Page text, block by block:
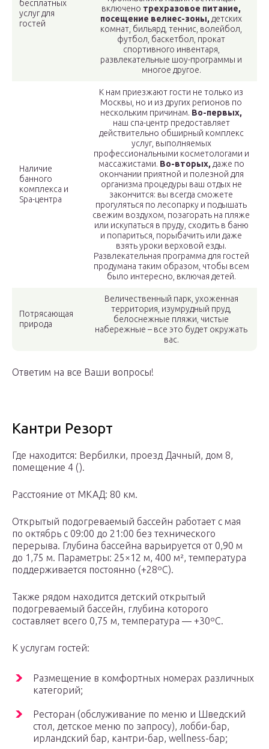
бесплатных
услуг для
гостей
включено трехразовое питание,
посещение велнес-зоны, детских
комнат, бильярд, теннис, волейбол,
футбол, баскетбол, прокат
спортивного инвентаря,
развлекательные шоу-программы и
многое другое.
Наличие
банного
комплекса и
Spa-центра
К нам приезжают гости не только из
Москвы, но и из других регионов по
нескольким причинам. Во-первых,
наш спа-центр предоставляет
действительно обширный комплекс
услуг, выполняемых
профессиональными косметологами и
массажистами. Во-вторых, даже по
окончании приятной и полезной для
организма процедуры ваш отдых не
закончится: вы всегда сможете
прогуляться по лесопарку и подышать
свежим воздухом, позагорать на пляже
или искупаться в пруду, сходить в баню
и попариться, порыбачить или даже
взять уроки верховой езды.
Развлекательная программа для гостей
продумана таким образом, чтобы всем
было интересно, включая детей.
Потрясающая
природа
Величественный парк, ухоженная
территория, изумрудный пруд,
белоснежные пляжи, чистые
набережные – все это будет окружать
вас.
Ответим на все Ваши вопросы!
Кантри Резорт
Где находится: Вербилки, проезд Дачный, дом 8,
помещение 4 ().
Расстояние от МКАД: 80 км.
Открытый подогреваемый бассейн работает с мая
по октябрь с 09:00 до 21:00 без технического
перерыва. Глубина бассейна варьируется от 0,90 м
до 1,75 м. Параметры: 25×12 м, 400 м², температура
поддерживается постоянно (+28ºC).
Также рядом находится детский открытый
подогреваемый бассейн, глубина которого
составляет всего 0,75 м, температура — +30ºC.
К услугам гостей:
Размещение в комфортных номерах различных
категорий;
Ресторан (обслуживание по меню и Шведский
стол, детское меню по запросу), лобби-бар,
ирландский бар, кантри-бар, wellness-бар;